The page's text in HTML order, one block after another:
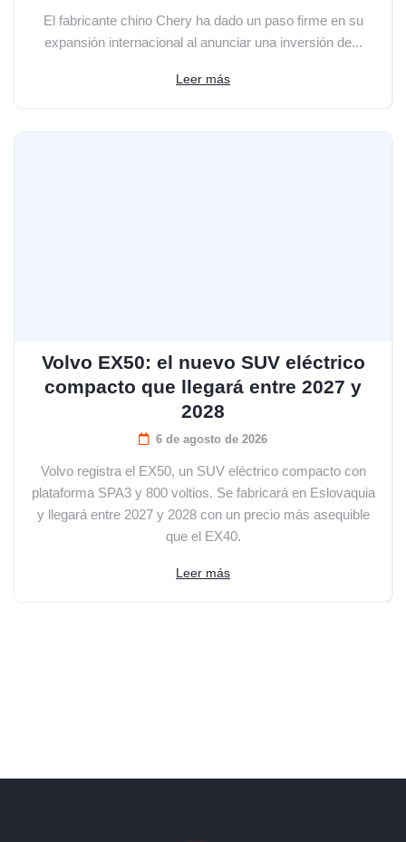
El fabricante chino Chery ha dado un paso firme en su
expansión internacional al anunciar una inversión de...
Leer más
Volvo EX50: el nuevo SUV eléctrico
compacto que llegará entre 2027 y
2028
6 de agosto de 2026
Volvo registra el EX50, un SUV eléctrico compacto con
plataforma SPA3 y 800 voltios. Se fabricará en Eslovaquia
y llegará entre 2027 y 2028 con un precio más asequible
que el EX40.
Leer más